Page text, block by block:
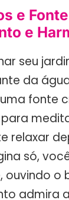
e
e
seu
da
fonte
relaxar
só,
ouvindo o
admira